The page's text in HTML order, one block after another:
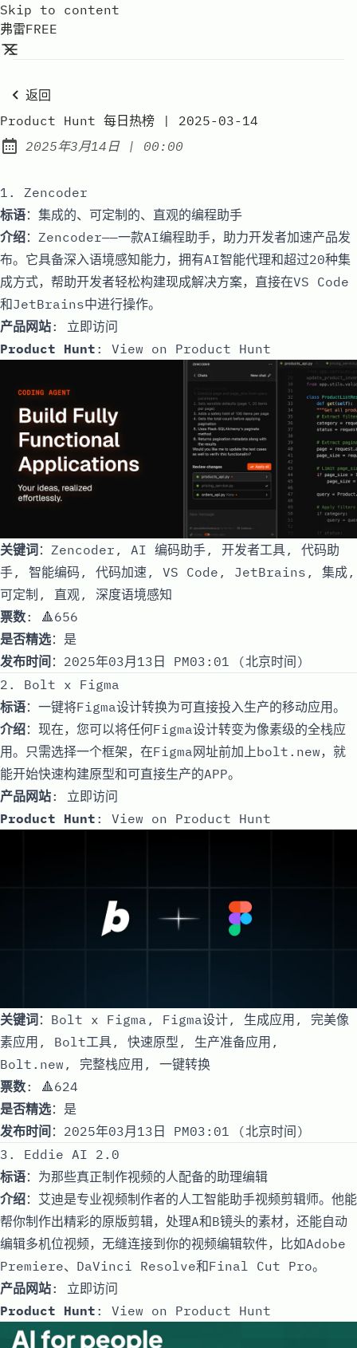
Skip to content
弗雷FREE
返回
Product Hunt 每日热榜 | 2025-03-14
Published:
2025年3月14日| at
00:00
1. Zencoder
标语：集成的、可定制的、直观的编程助手
介绍：Zencoder——一款AI编程助手，助力开发者加速产品发
布。它具备深入语境感知能力，拥有AI智能代理和超过20种集
成方式，帮助开发者轻松构建现成解决方案，直接在VS Code
和JetBrains中进行操作。
产品网站: 立即访问
Product Hunt : View on Product Hunt
关键词：Zencoder, AI 编码助手, 开发者工具, 代码助
手, 智能编码, 代码加速, VS Code, JetBrains, 集成,
可定制, 直观, 深度语境感知
票数: 🔺656
是否精选：是
发布时间 ：2025年03月13日 PM03:01 (北京时间)
2. Bolt x Figma
标语：一键将Figma设计转换为可直接投入生产的移动应用。
介绍：现在，您可以将任何Figma设计转变为像素级的全栈应
用。只需选择一个框架，在Figma网址前加上bolt.new，就
能开始快速构建原型和可直接生产的APP。
产品网站: 立即访问
Product Hunt : View on Product Hunt
关键词：Bolt x Figma, Figma设计, 生成应用, 完美像
素应用, Bolt工具, 快速原型, 生产准备应用,
Bolt.new, 完整栈应用, 一键转换
票数: 🔺624
是否精选：是
发布时间 ：2025年03月13日 PM03:01 (北京时间)
3. Eddie AI 2.0
标语：为那些真正制作视频的人配备的助理编辑
介绍：艾迪是专业视频制作者的人工智能助手视频剪辑师。他能
帮你制作出精彩的原版剪辑，处理A和B镜头的素材，还能自动
编辑多机位视频，无缝连接到你的视频编辑软件，比如Adobe
Premiere、DaVinci Resolve和Final Cut Pro。
产品网站: 立即访问
Product Hunt : View on Product Hunt